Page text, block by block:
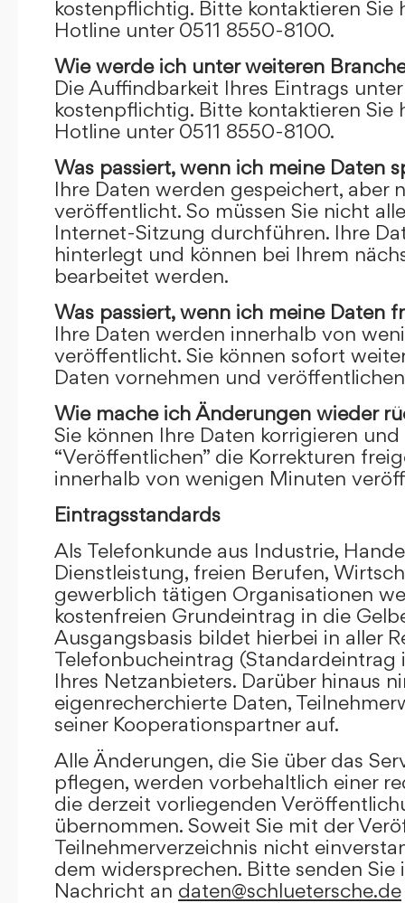
kostenpflichtig. Bitte kontaktieren Sie
Hotline unter 0511 8550-8100.
Wie werde ich unter weiteren
Die Auffindbarkeit Ihres Eintrags
kostenpflichtig. Bitte kontaktieren Sie
Hotline unter 0511 8550-8100.
Was passiert, wenn ich meine Daten
Ihre Daten werden gespeichert, aber
veröffentlicht. So müssen Sie nicht
Internet-Sitzung durchführen. Ihre
hinterlegt und können bei Ihrem
bearbeitet werden.
Was passiert, wenn ich meine Daten
Ihre Daten werden innerhalb von
veröffentlicht. Sie können sofort
Daten vornehmen und
Wie mache ich Änderungen wieder
Sie können Ihre Daten korrigieren
“Veröffentlichen” die Korrekturen
innerhalb von wenigen Minuten
Eintragsstandards
Als Telefonkunde aus Industrie,
Dienstleistung, freien Berufen,
gewerblich tätigen Organisationen
kostenfreien Grundeintrag in die
Ausgangsbasis bildet hierbei in aller
Telefonbucheintrag (Standardeintrag
Ihres Netzanbieters. Darüber hinaus
eigenrecherchierte Daten,
seiner Kooperationspartner auf.
Alle Änderungen, die Sie über das
pflegen, werden vorbehaltlich einer
die derzeit vorliegenden
übernommen. Soweit Sie mit der
Teilnehmerverzeichnis nicht
dem widersprechen. Bitte senden Sie
Nachricht an daten@schluetersche.de